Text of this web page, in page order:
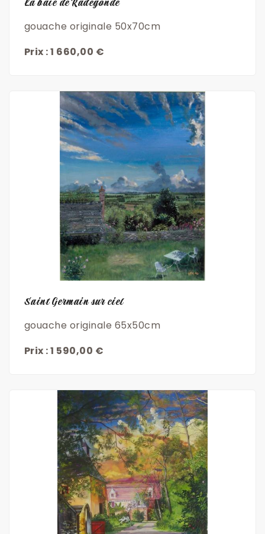
gouache originale 50x70cm
Prix : 1 660,00 €
Saint Germain sur ciel
gouache originale 65x50cm
Prix : 1 590,00 €
Découvrir